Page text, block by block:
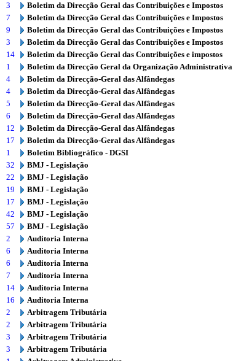
3
Boletim da Direcção Geral das Contribuições e Impostos
7
Boletim da Direcção Geral das Contribuições e Impostos
9
Boletim da Direcção Geral das Contribuições e Impostos
3
Boletim da Direcção Geral das Contribuições e Impostos
14
Boletim da Direcção Geral das Contribuições e impostos
1
Boletim da Direcção Geral da Organização Administrativa
4
Boletim da Direcção-Geral das Alfândegas
4
Boletim da Direcção-Geral das Alfândegas
5
Boletim da Direcção-Geral das Alfândegas
6
Boletim da Direcção-Geral das Alfândegas
12
Boletim da Direcção-Geral das Alfândegas
17
Boletim da Direcção-Geral das Alfândegas
1
Boletim Bibliográfico - DGSI
32
BMJ - Legislação
22
BMJ - Legislação
19
BMJ - Legislação
17
BMJ - Legislação
42
BMJ - Legislação
57
BMJ - Legislação
2
Auditoria Interna
6
Auditoria Interna
6
Auditoria Interna
7
Auditoria Interna
14
Auditoria Interna
16
Auditoria Interna
2
Arbitragem Tributária
2
Arbitragem Tributária
3
Arbitragem Tributária
3
Arbitragem Tributária